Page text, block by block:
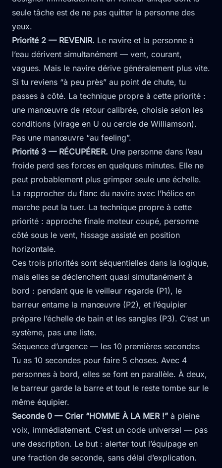
seule tâche est de ne pas quitter la personne des
yeux.
Priorité 2 — REVENIR. Le navire et la personne à
l’eau dérivent simultanément — vent, courant,
vagues. Mais le navire dérive généralement plus vite.
Si tu reviens “à peu près” au point de chute, tu
passes à côté. La technique propre à cette priorité :
une manœuvre de retour calibrée, choisie selon les
conditions (virage en U ou cercle de Williamson).
Pas une manœuvre “au feeling”.
Priorité 3 — RÉCUPÉRER. Une personne dans l’eau
froide perd ses forces en quelques minutes. Elle ne
peut probablement plus grimper seule une échelle.
La rapprocher du flanc du navire avec l’hélice en
marche peut la tuer. La technique propre à cette
priorité : approche finale moteur coupé, personne
côté sous le vent, hissage assisté en position
horizontale.
Ces trois priorités sont séquentielles dans la logique,
mais elles se déclenchent quasi simultanément à
bord : pendant que le veilleur regarde (P1), le
barreur entame la manœuvre (P2), et l’équipier
prépare l’échelle de bain et les sangles (P3). C’est un
système, pas une liste.
Séquence d’urgence — les 10 premières secondes
Tu as 10 secondes pour faire 5 choses. Avec 4
personnes à bord, elles se font en parallèle. À deux,
le barreur garde la barre et tout le reste tombe sur le
même équipier.
Seconde 0 — Crier “HOMME À LA MER !” à pleine
voix, immédiatement. C’est un code universel — pas
une description. Le but : alerter tout l’équipage en
une fraction de seconde, sans délai d’explication.